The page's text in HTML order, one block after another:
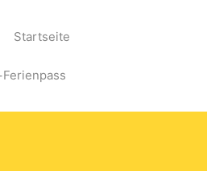
Startseite